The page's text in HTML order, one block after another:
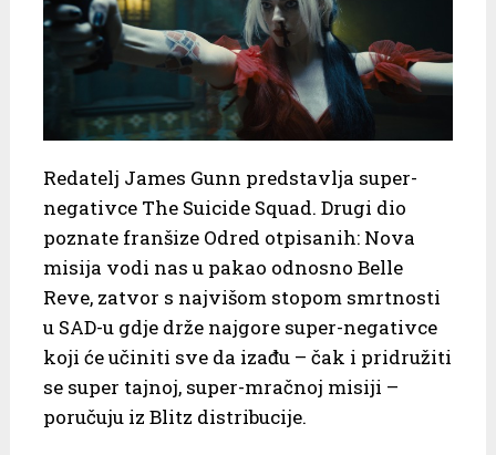
Redatelj James Gunn predstavlja super-
negativce The Suicide Squad. Drugi dio
poznate franšize Odred otpisanih: Nova
misija vodi nas u pakao odnosno Belle
Reve, zatvor s najvišom stopom smrtnosti
u SAD-u gdje drže najgore super-negativce
koji će učiniti sve da izađu – čak i pridružiti
se super tajnoj, super-mračnoj misiji –
poručuju iz Blitz distribucije.